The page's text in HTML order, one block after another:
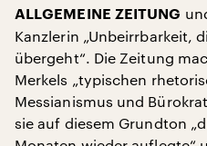
ALLGEMEINE ZEITUNG
Kanzlerin „Unbeirrbarkeit,
übergeht“. Die Zeitung
Merkels „typischen
Messianismus und
sie auf diesem Grundton